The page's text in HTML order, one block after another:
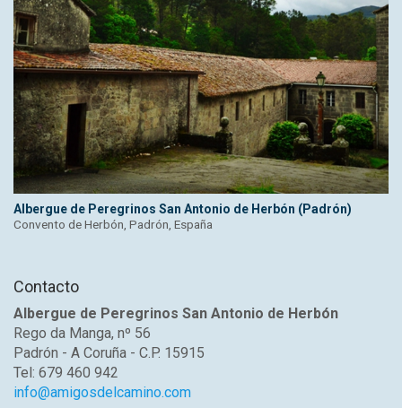
Albergue de Peregrinos San Antonio de Herbón (Padrón)
Convento de Herbón, Padrón, España
Contacto
Albergue de Peregrinos San Antonio de Herbón
Rego da Manga, nº 56
Padrón - A Coruña - C.P. 15915
Tel: 679 460 942
info@amigosdelcamino.com